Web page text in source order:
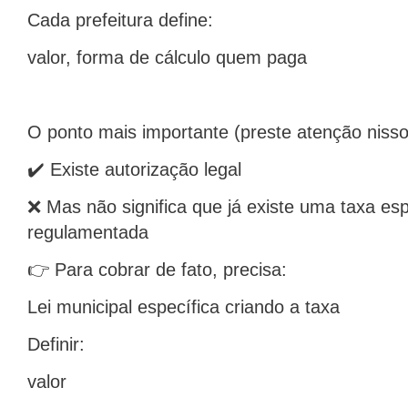
Cada prefeitura define:
valor, forma de cálculo quem paga
O ponto mais importante (preste atenção
✔️ Existe autorização legal
❌ Mas não significa que já existe uma taxa
regulamentada
👉 Para cobrar de fato, precisa:
Lei municipal específica criando a taxa
Definir:
valor